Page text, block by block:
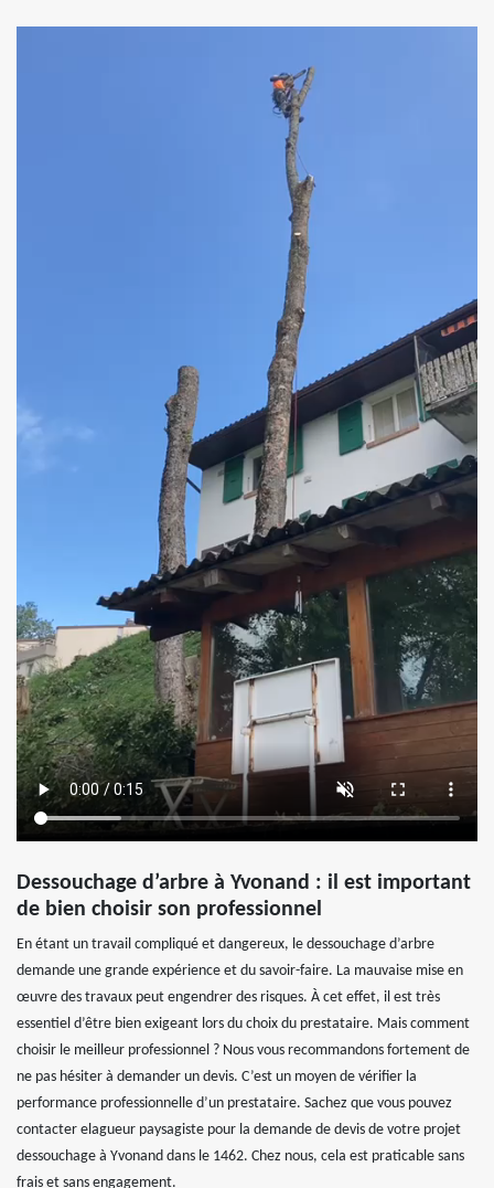
Dessouchage d’arbre à Yvonand : il est important
de bien choisir son professionnel
En étant un travail compliqué et dangereux, le dessouchage d’arbre
demande une grande expérience et du savoir-faire. La mauvaise mise en
œuvre des travaux peut engendrer des risques. À cet effet, il est très
essentiel d’être bien exigeant lors du choix du prestataire. Mais comment
choisir le meilleur professionnel ? Nous vous recommandons fortement de
ne pas hésiter à demander un devis. C’est un moyen de vérifier la
performance professionnelle d’un prestataire. Sachez que vous pouvez
contacter elagueur paysagiste pour la demande de devis de votre projet
dessouchage à Yvonand dans le 1462. Chez nous, cela est praticable sans
frais et sans engagement.